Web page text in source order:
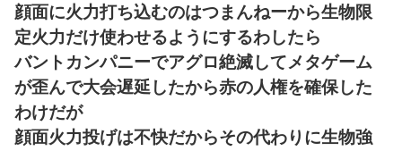
顔面に火力打ち込むのはつまんねーから生物限
定火力だけ使わせるようにするわしたら
バントカンパニーでアグロ絶滅してメタゲーム
が歪んで大会遅延したから赤の人権を確保した
わけだが
顔面火力投げは不快だからその代わりに生物強